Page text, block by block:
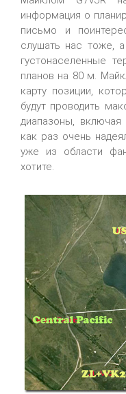
информация о
письмо и
слушать нас тоже,
густонаселенные
планов на 80 м.
карту позиции,
будут проводить
диапазоны,
как раз очень
уже из области
хотите.